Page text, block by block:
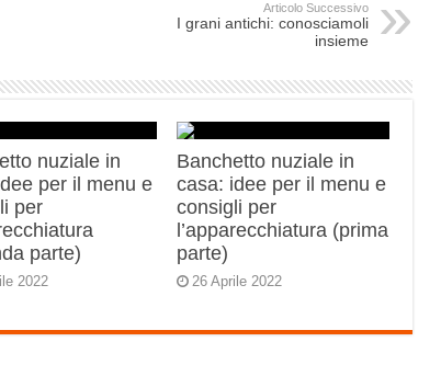
Articolo Successivo
I grani antichi: conosciamoli
insieme
nuziale in
per il menu e
per
parte)
2022
Banchetto nuziale in
casa: idee per il menu e
consigli per
l’apparecchiatura (prima
parte)
26 Aprile 2022